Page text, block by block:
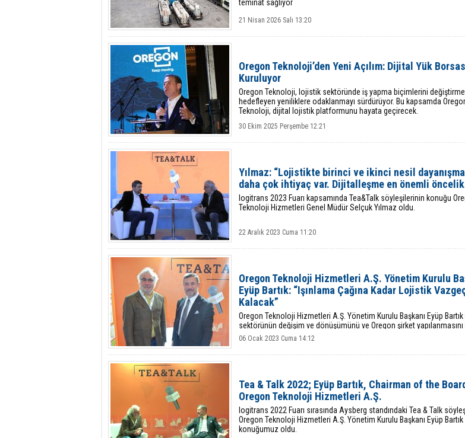
teminat sağlıyor
21 Nisan 2026 Salı 13:20
Oregon Teknoloji’den Yeni Açılım: Dijital Yük
Kuruluyor
Oregon Teknoloji, lojistik sektöründe iş yapma biçimlerini
hedefleyen yeniliklere odaklanmayı sürdürüyor. Bu kapsamda
Teknoloji, dijital lojistik platformunu hayata geçirecek.
30 Ekim 2025 Perşembe 12:21
Yılmaz: “Lojistikte birinci ve ikinci nesil
daha çok ihtiyaç var. Dijitalleşme en önemli
logitrans 2023 Fuarı kapsamında Tea&Talk söyleşilerinin konuğu
Teknoloji Hizmetleri Genel Müdür Selçuk Yılmaz oldu.
22 Aralık 2023 Cuma 11:20
Oregon Teknoloji Hizmetleri A.Ş. Yönetim Kurulu
Eyüp Bartık: “Işınlama Çağına Kadar Lojistik
Kalacak”
Oregon Teknoloji Hizmetleri A.Ş. Yönetim Kurulu Başkanı Eyüp
sektörünün değişim ve dönüşümünü ve Oregon şirket yapılanmasını
06 Ocak 2023 Cuma 14:12
Tea & Talk 2022; Eyüp Bartık, Chairman of the
Oregon Teknoloji Hizmetleri A.Ş.
logitrans 2022 Fuarı sırasında Aysberg standındaki Tea & Talk
Oregon Teknoloji Hizmetleri A.Ş. Yönetim Kurulu Başkanı Eyüp Bartık
konuğumuz oldu.